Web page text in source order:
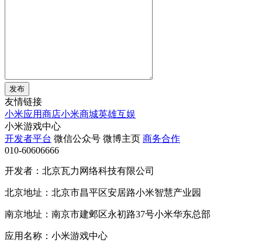
发布
友情链接
小米应用商店小米商城英雄互娱
小米游戏中心
开发者平台 微信公众号 微博主页 商务合作
010-60606666
开发者：北京瓦力网络科技有限公司
北京地址：北京市昌平区安居路小米智慧产业园
南京地址：南京市建邺区永初路37号小米华东总部
应用名称：小米游戏中心